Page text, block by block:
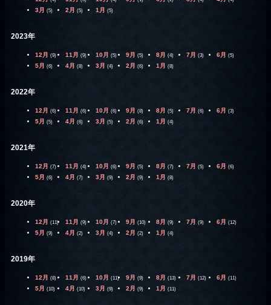
3月 (5) 2月 (5) 1月 (5)
2023年
12月 (9) 11月 (9) 10月 (5) 9月 (5) 8月 (4) 7月 (3) 6月 (5)
5月 (6) 4月 (8) 3月 (4) 2月 (6) 1月 (8)
2022年
12月 (6) 11月 (6) 10月 (6) 9月 (8) 8月 (5) 7月 (6) 6月 (3)
5月 (5) 4月 (6) 3月 (5) 2月 (6) 1月 (4)
2021年
12月 (7) 11月 (4) 10月 (6) 9月 (5) 8月 (7) 7月 (5) 6月 (6)
5月 (6) 4月 (7) 3月 (9) 2月 (9) 1月 (8)
2020年
12月 (11) 11月 (9) 10月 (7) 9月 (10) 8月 (9) 7月 (9) 6月 (12)
5月 (9) 4月 (2) 3月 (4) 2月 (2) 1月 (4)
2019年
12月 (8) 11月 (6) 10月 (11) 9月 (9) 8月 (13) 7月 (12) 6月 (11)
5月 (10) 4月 (10) 3月 (9) 2月 (9) 1月 (11)